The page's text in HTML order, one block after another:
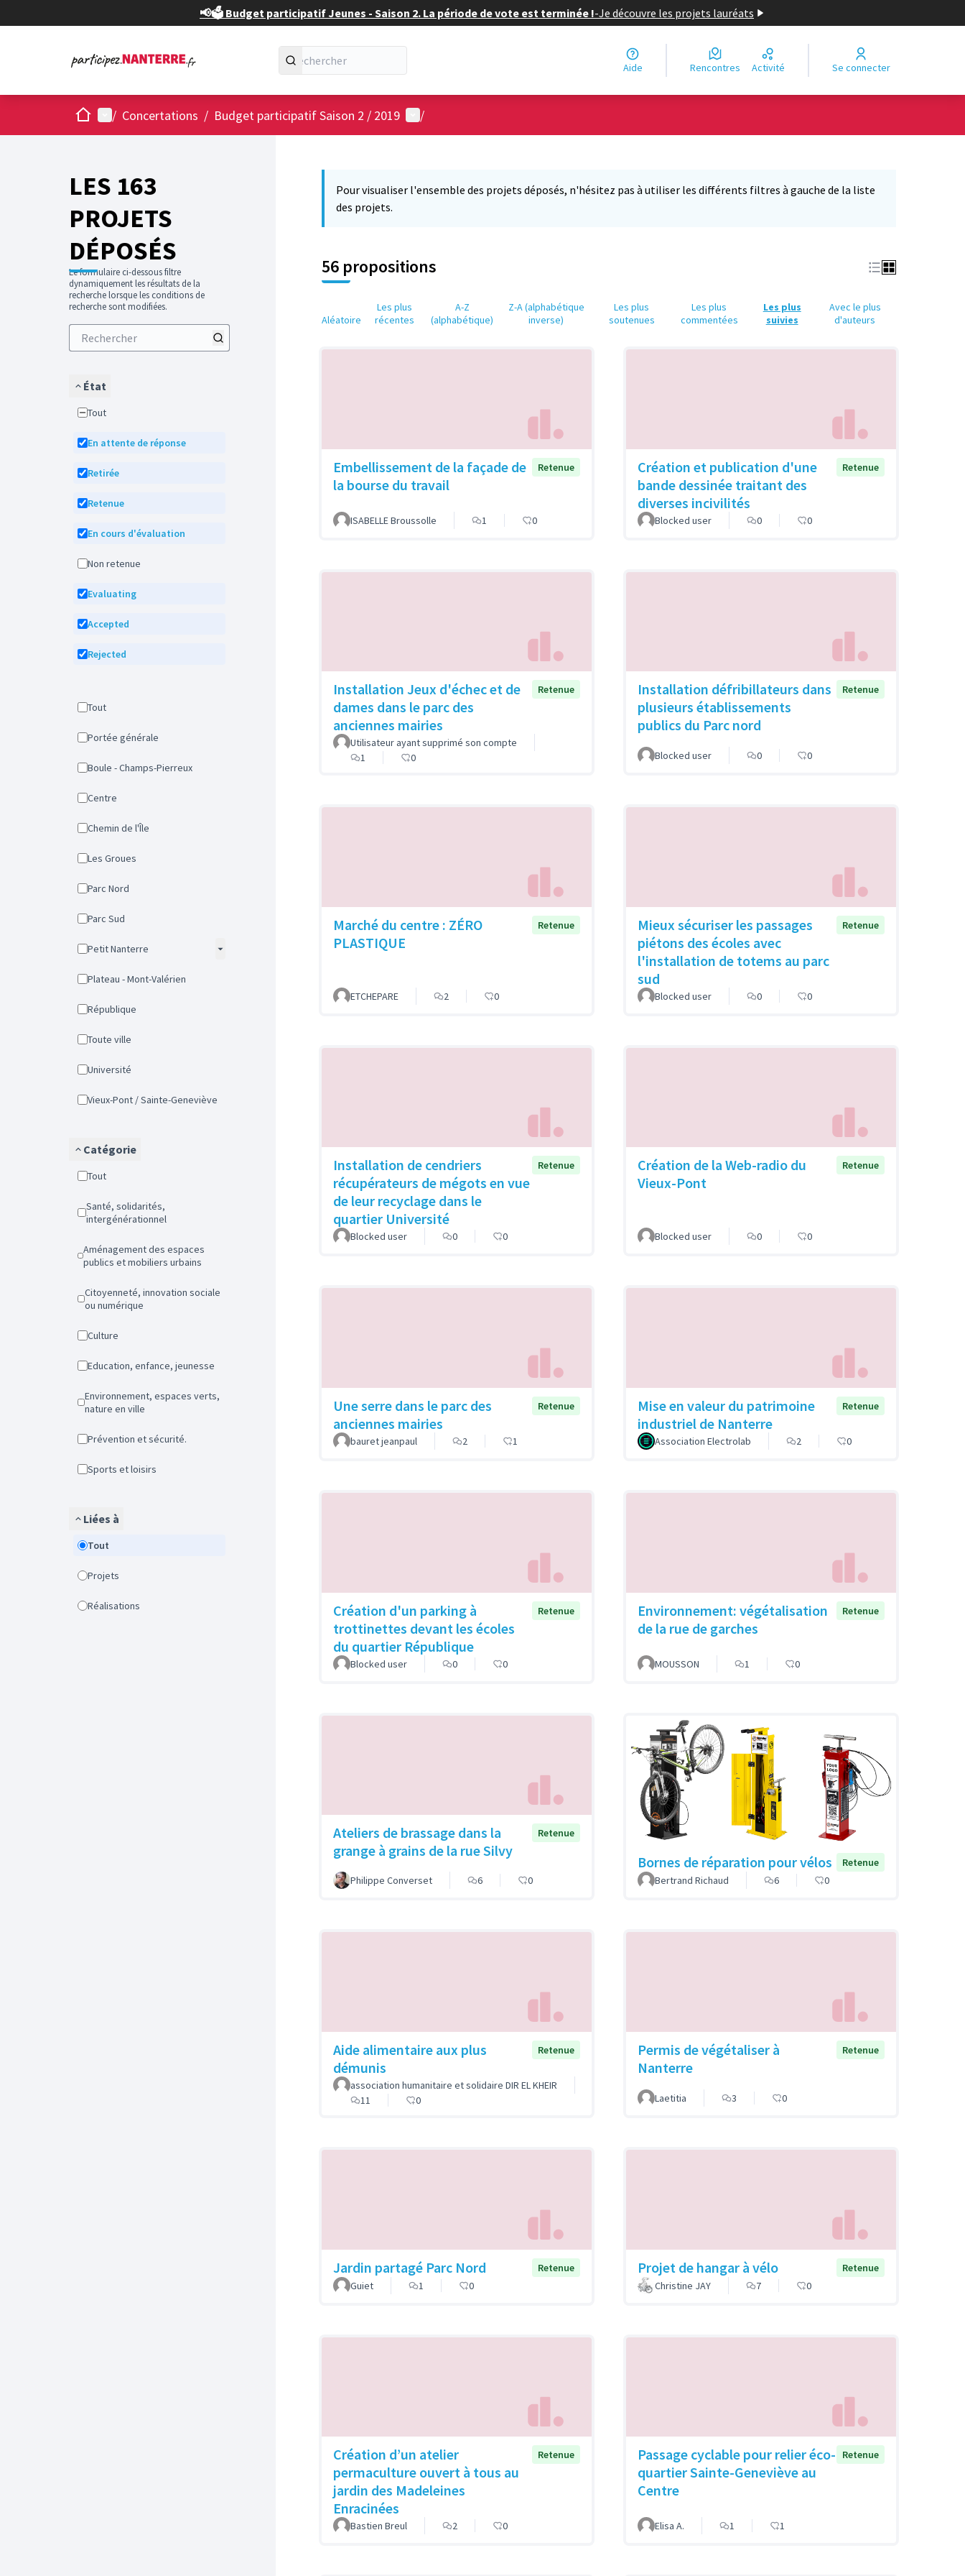
📢🗳️ Budget participatif Jeunes - Saison 2. La période de vote est terminée !-Je découvre les projets lauréats
Aide Rencontres Activité Se connecter
AccueilMenu principal
/ Concertations / Budget participatif Saison 2 / 2019 Menu utilisateur
/
LES 163
PROJETS
DÉPOSÉS
Le formulaire ci-dessous filtre
dynamiquement les résultats de la
recherche lorsque les conditions de
recherche sont modifiées.
État
Tout
En attente de réponse
Retirée
Retenue
En cours d'évaluation
Non retenue
Evaluating
Accepted
Rejected
Tout
Portée générale
Boule - Champs-Pierreux
Centre
Chemin de l'Île
Les Groues
Parc Nord
Parc Sud
Petit Nanterre
Plateau - Mont-Valérien
République
Toute ville
Université
Vieux-Pont / Sainte-Geneviève
Catégorie
Tout
Santé, solidarités,
intergénérationnel
Aménagement des espaces
publics et mobiliers urbains
Citoyenneté, innovation sociale
ou numérique
Culture
Education, enfance, jeunesse
Environnement, espaces verts,
nature en ville
Prévention et sécurité.
Sports et loisirs
Liées à
Tout
Projets
Réalisations
6
Pour visualiser l'ensemble des projets déposés, n'hésitez pas à utiliser les différents filtres à gauche de la liste
des projets.
56 propositions
Aléatoire
Les plus
récentes
A-Z
(alphabétique)
Z-A (alphabétique
inverse)
Les plus
soutenues
Les plus
commentées
Les plus
suivies
Avec le plus
d'auteurs
Embellissement de la façade de
la bourse du travail
Retenue
ISABELLE Broussolle 1 0
Création et publication d'une
bande dessinée traitant des
diverses incivilités
Retenue
Blocked user 0 0
Installation Jeux d'échec et de
dames dans le parc des
anciennes mairies
Retenue
Utilisateur ayant supprimé son compte
1
0
Installation défribillateurs dans
plusieurs établissements
publics du Parc nord
Retenue
Blocked user 0 0
Marché du centre : ZÉRO
PLASTIQUE
Retenue
ETCHEPARE 2 0
Mieux sécuriser les passages
piétons des écoles avec
l'installation de totems au parc
sud
Retenue
Blocked user 0 0
Installation de cendriers
récupérateurs de mégots en vue
de leur recyclage dans le
quartier Université
Retenue
Blocked user 0 0
Création de la Web-radio du
Vieux-Pont
Retenue
Blocked user 0 0
Une serre dans le parc des
anciennes mairies
Retenue
bauret jeanpaul 2 1
Mise en valeur du patrimoine
industriel de Nanterre
Retenue
Association Electrolab 2 0
Création d'un parking à
trottinettes devant les écoles
du quartier République
Retenue
Blocked user 0 0
Environnement: végétalisation
de la rue de garches
Retenue
MOUSSON 1 0
Ateliers de brassage dans la
grange à grains de la rue Silvy
Retenue
Philippe Converset 6 0
Bornes de réparation pour vélos
Retenue
Bertrand Richaud
6 0
Aide alimentaire aux plus
démunis
Retenue
association humanitaire et solidaire DIR EL KHEIR
11
0
Permis de végétaliser à
Nanterre
Retenue
Laetitia 3 0
Jardin partagé Parc Nord
Retenue
Guiet
1 0
Projet de hangar à vélo
Retenue
Christine JAY
7 0
Création d’un atelier
permaculture ouvert à tous au
jardin des Madeleines
Enracinées
Retenue
Bastien Breul 2 0
Passage cyclable pour relier éco-
quartier Sainte-Geneviève au
Centre
Retenue
Elisa A. 1 1